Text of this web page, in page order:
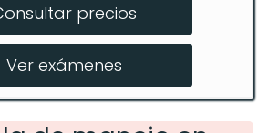
precios
Ver exámenes